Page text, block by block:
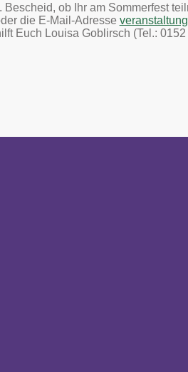
Bescheid, ob Ihr am Sommerfest
die E-Mail-Adresse
Euch Louisa Goblirsch (Tel.: